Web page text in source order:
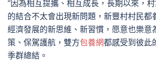
“因為相互提攜、相互成長，長期以來，
的結合不太會出現新問題，新豐村村民都
經濟發展的新思維、新習慣，愿意也樂意
策、保駕護航，雙方包養網都感受到彼此
季群總結。